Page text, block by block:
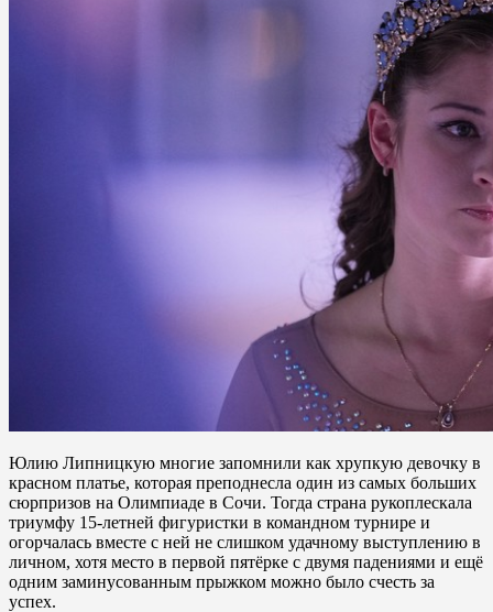
Юлию Липницкую многие запомнили как хрупкую девочку в
красном платье, которая преподнесла один из самых больших
сюрпризов на Олимпиаде в Сочи. Тогда страна рукоплескала
триумфу 15-летней фигуристки в командном турнире и
огорчалась вместе с ней не слишком удачному выступлению в
личном, хотя место в первой пятёрке с двумя падениями и ещё
одним заминусованным прыжком можно было счесть за
успех.